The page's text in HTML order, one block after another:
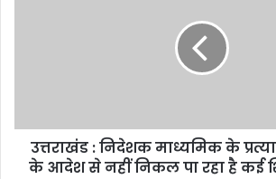
आदेश
उत्तराखंड : निदेशक माध्यमिक के
के आदेश से नहीं निकल पा रहा है कई